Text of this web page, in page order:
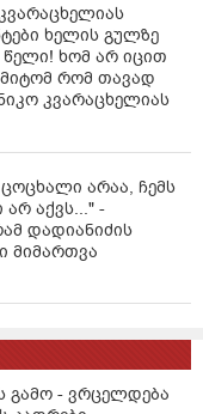
ხელის გულზე
ხომ არ იცით
რომ თავად
კვარაცხელიას
არაა, ჩემს
არ აქვს..." -
დადიანიძის
მიმართვა
გამო - ვრცელდება